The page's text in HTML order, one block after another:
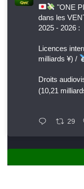
"ONE
dans les
2025 - 2026 :
Licences
milliards ¥) /
Droits
(10,21
29